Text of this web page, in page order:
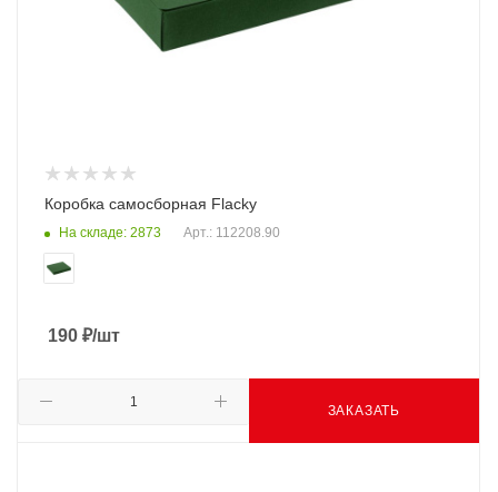
Коробка самосборная Flacky
На складе: 2873 Арт.: 112208.90
190 ₽/шт
ЗАКАЗАТЬ